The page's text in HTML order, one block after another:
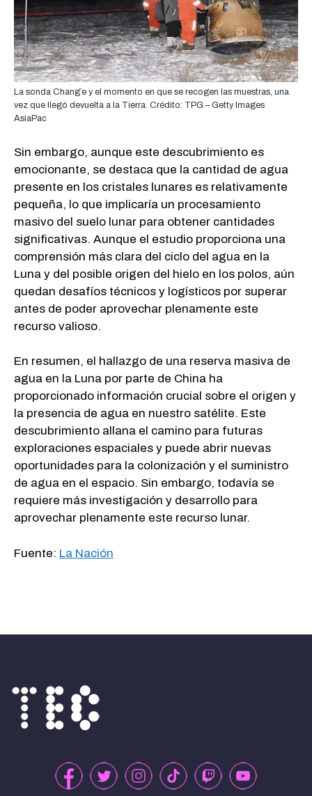
La sonda Chang’e y el momento en que se recogen las muestras, una
vez que llegó devuelta a la Tierra. Crédito: TPG – Getty Images
AsiaPac
Sin embargo, aunque este descubrimiento es
emocionante, se destaca que la cantidad de agua
presente en los cristales lunares es relativamente
pequeña, lo que implicaría un procesamiento
masivo del suelo lunar para obtener cantidades
significativas. Aunque el estudio proporciona una
comprensión más clara del ciclo del agua en la
Luna y del posible origen del hielo en los polos, aún
quedan desafíos técnicos y logísticos por superar
antes de poder aprovechar plenamente este
recurso valioso.
En resumen, el hallazgo de una reserva masiva de
agua en la Luna por parte de China ha
proporcionado información crucial sobre el origen y
la presencia de agua en nuestro satélite. Este
descubrimiento allana el camino para futuras
exploraciones espaciales y puede abrir nuevas
oportunidades para la colonización y el suministro
de agua en el espacio. Sin embargo, todavía se
requiere más investigación y desarrollo para
aprovechar plenamente este recurso lunar.
Fuente: La Nación